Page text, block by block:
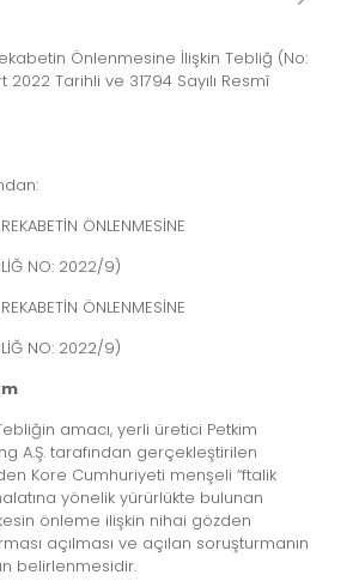
Önlenmesine İlişkin Tebliğ (No:
Tarihli ve 31794 Sayılı Resmî
ÖNLENMESİNE
NO: 2022/9)
ÖNLENMESİNE
NO: 2022/9)
amacı, yerli üretici Petkim
A.Ş. tarafından gerçekleştirilen
Kore Cumhuriyeti menşeli “ftalik
yönelik yürürlükte bulunan
önleme ilişkin nihai gözden
açılması ve açılan soruşturmanın
belirlenmesidir.